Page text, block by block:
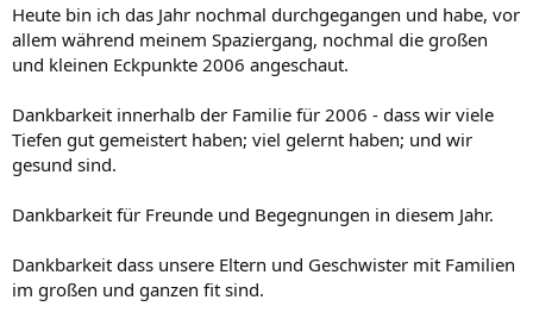
Heute bin ich das Jahr nochmal durchgegangen und habe, vor
allem während meinem Spaziergang, nochmal die großen
und kleinen Eckpunkte 2006 angeschaut.
Dankbarkeit innerhalb der Familie für 2006 - dass wir viele
Tiefen gut gemeistert haben; viel gelernt haben; und wir
gesund sind.
Dankbarkeit für Freunde und Begegnungen in diesem Jahr.
Dankbarkeit dass unsere Eltern und Geschwister mit Familien
im großen und ganzen fit sind.